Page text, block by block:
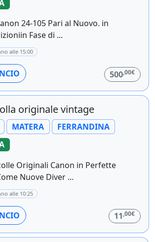
24-105 Pari al Nuovo. in
Fase di ...
alle 15:00
500,00€
originale vintage
MATERA
FERRANDINA
Originali Canon in Perfette
Nuove Diver ...
alle 10:25
11,00€